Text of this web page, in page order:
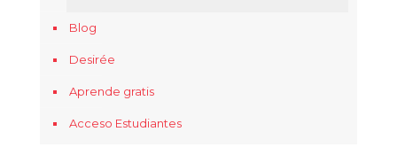
Blog
Desirée
Aprende gratis
Acceso Estudiantes